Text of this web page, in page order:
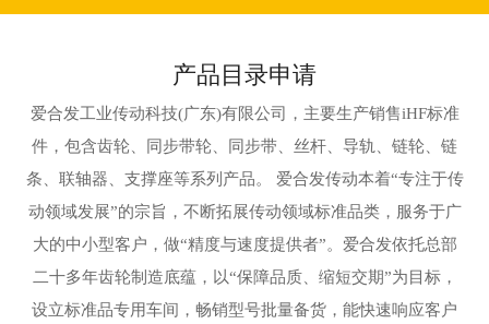
当前位置：首页 客户服务 产品目录申请
产品目录申请
爱合发工业传动科技(广东)有限公司，主要生产销售iHF标准
件，包含齿轮、同步带轮、同步带、丝杆、导轨、链轮、链
条、联轴器、支撑座等系列产品。 爱合发传动本着“专注于传
动领域发展”的宗旨，不断拓展传动领域标准品类，服务于广
大的中小型客户，做“精度与速度提供者”。爱合发依托总部
二十多年齿轮制造底蕴，以“保障品质、缩短交期”为目标，
设立标准品专用车间，畅销型号批量备货，能快速响应客户